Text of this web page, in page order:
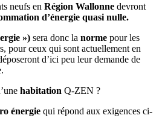
neufs en Région Wallonne devront
d’énergie quasi nulle.
») sera donc la norme pour les
pour ceux qui sont actuellement en
d’ici peu leur demande de
habitation Q-ZEN ?
énergie qui répond aux exigences ci-